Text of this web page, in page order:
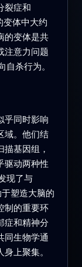
裂症和
变体中大约
的变体是共
注意力问题
杀行为。
乎同时影响
域。他们结
基因组，
驱动两种性
现了与
塑造大脑的
制的重要环
症和精神分
同生物学通
上聚集。